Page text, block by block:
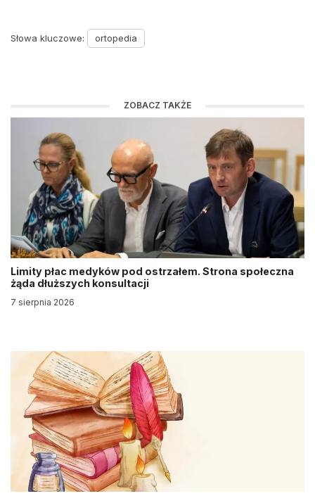
Słowa kluczowe: ortopedia
ZOBACZ TAKŻE
Limity płac medyków pod ostrzałem. Strona społeczna
żąda dłuższych konsultacji
7 sierpnia 2026